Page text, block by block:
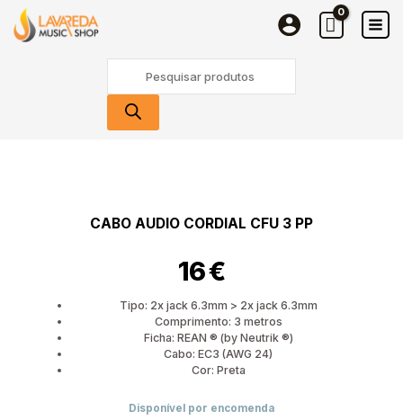
content
search
CABO AUDIO CORDIAL CFU 3 PP
16€
Tipo: 2x jack 6.3mm > 2x jack 6.3mm
Comprimento: 3 metros
Ficha: REAN ® (by Neutrik ®)
Cabo: EC3 (AWG 24)
Cor: Preta
Disponível por encomenda
audio
CORDIAL